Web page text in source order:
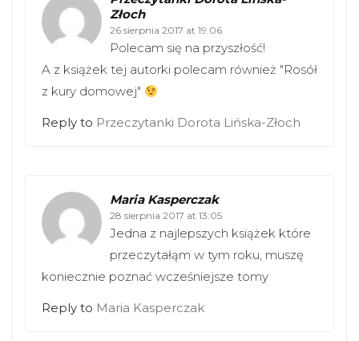
Złoch
26 sierpnia 2017 at 19:06
Polecam się na przyszłość!
A z książek tej autorki polecam również "Rosół
z kury domowej"
Reply to Przeczytanki Dorota Lińska-Złoch
Maria Kasperczak
28 sierpnia 2017 at 13:05
Jedna z najlepszych książek które
przeczytałąm w tym roku, muszę
koniecznie poznać wcześniejsze tomy
Reply to Maria Kasperczak